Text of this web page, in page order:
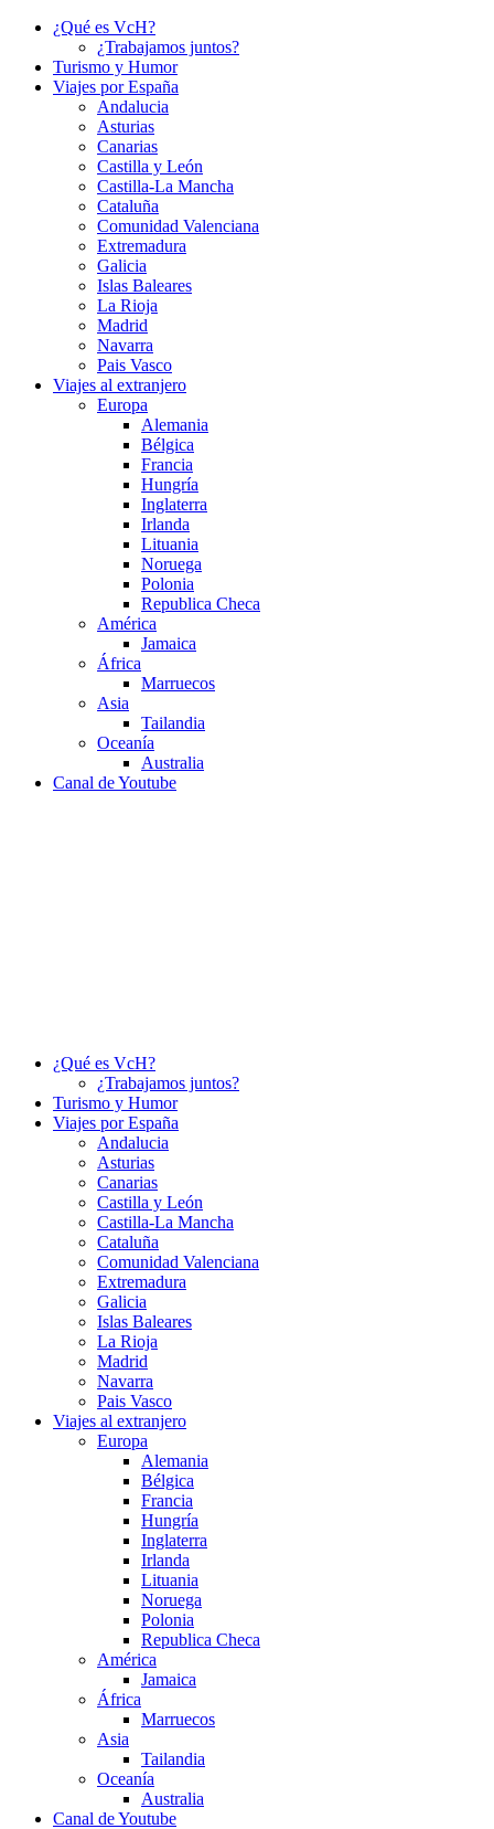
¿Qué es VcH?
¿Trabajamos juntos?
Turismo y Humor
Viajes por España
Andalucia
Asturias
Canarias
Castilla y León
Castilla-La Mancha
Cataluña
Comunidad Valenciana
Extremadura
Galicia
Islas Baleares
La Rioja
Madrid
Navarra
Pais Vasco
Viajes al extranjero
Europa
Alemania
Bélgica
Francia
Hungría
Inglaterra
Irlanda
Lituania
Noruega
Polonia
Republica Checa
América
Jamaica
África
Marruecos
Asia
Tailandia
Oceanía
Australia
Canal de Youtube
¿Qué es VcH?
¿Trabajamos juntos?
Turismo y Humor
Viajes por España
Andalucia
Asturias
Canarias
Castilla y León
Castilla-La Mancha
Cataluña
Comunidad Valenciana
Extremadura
Galicia
Islas Baleares
La Rioja
Madrid
Navarra
Pais Vasco
Viajes al extranjero
Europa
Alemania
Bélgica
Francia
Hungría
Inglaterra
Irlanda
Lituania
Noruega
Polonia
Republica Checa
América
Jamaica
África
Marruecos
Asia
Tailandia
Oceanía
Australia
Canal de Youtube